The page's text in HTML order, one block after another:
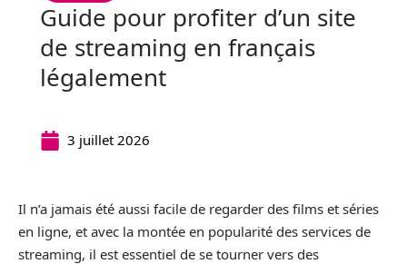
Guide pour profiter d’un site
de streaming en français
légalement
3 juillet 2026
Il n’a jamais été aussi facile de regarder des films et séries
en ligne, et avec la montée en popularité des services de
streaming, il est essentiel de se tourner vers des